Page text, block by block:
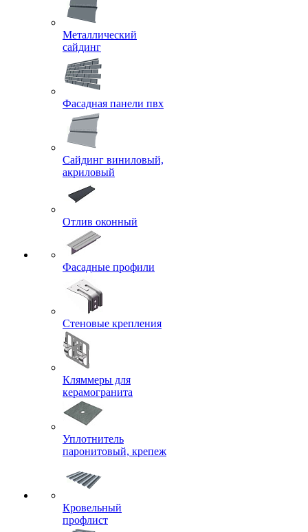
Металлический
сайдинг
Фасадная панели пвх
Сайдинг виниловый,
акриловый
Отлив оконный
Фасадные профили
Стеновые крепления
Кляммеры для
керамогранита
Уплотнитель
паронитовый, крепеж
Кровельный
профлист